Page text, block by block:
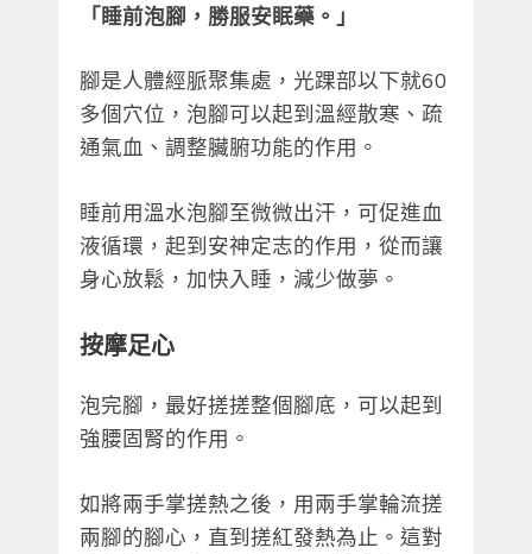
「睡前泡腳，勝服安眠藥。」
腳是人體經脈聚集處，光踝部以下就60
多個穴位，泡腳可以起到溫經散寒、疏
通氣血、調整臟腑功能的作用。
睡前用溫水泡腳至微微出汗，可促進血
液循環，起到安神定志的作用，從而讓
身心放鬆，加快入睡，減少做夢。
按摩足心
泡完腳，最好搓搓整個腳底，可以起到
強腰固腎的作用。
如將兩手掌搓熱之後，用兩手掌輪流搓
兩腳的腳心，直到搓紅發熱為止。這對